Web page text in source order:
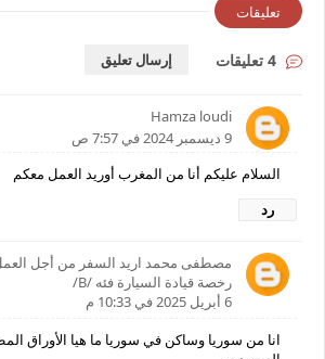
تعليقات
إرسال تعليق
Hamza loudi
9 ديسمبر 2024 في 7:57 ص
السلام عليكم أنا من المغرب أوريد العمل معكم
رد
مصطفى محمد اريد السفر من أجل
رخصة قيادة السيارة فئه /B/
6 أبريل 2025 في 10:33 م
انا من سوريا وساكن في سوريا ما هيا الأوراق